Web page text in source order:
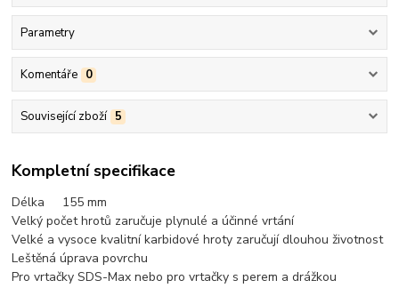
Parametry
Komentáře 0
Související zboží 5
Kompletní specifikace
Délka 155 mm
Velký počet hrotů zaručuje plynulé a účinné vrtání
Velké a vysoce kvalitní karbidové hroty zaručují dlouhou životnost
Leštěná úprava povrchu
Pro vrtačky SDS-Max nebo pro vrtačky s perem a drážkou